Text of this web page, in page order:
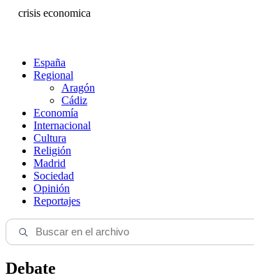
crisis economica
España
Regional
Aragón
Cádiz
Economía
Internacional
Cultura
Religión
Madrid
Sociedad
Opinión
Reportajes
Debate